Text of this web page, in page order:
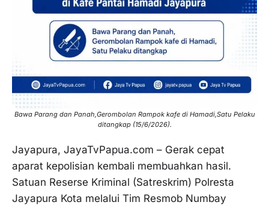
Bawa Parang dan Panah,Gerombolan Rampok kafe di Hamadi,Satu Pelaku
ditangkap (15/6/2026).
Jayapura, JayaTvPapua.com – Gerak cepat
aparat kepolisian kembali membuahkan hasil.
Satuan Reserse Kriminal (Satreskrim) Polresta
Jayapura Kota melalui Tim Resmob Numbay